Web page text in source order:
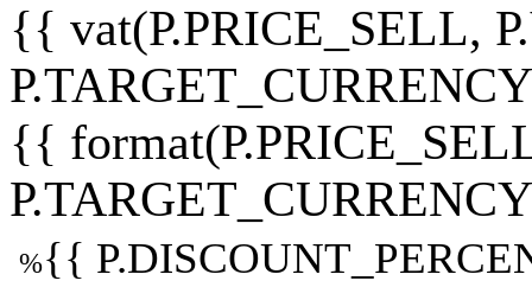
{{ vat(P.PRICE_SELL,
{{
%{{